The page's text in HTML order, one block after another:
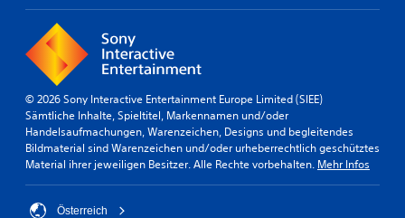
© 2026 Sony Interactive Entertainment Europe Limited (SIEE)
Sämtliche Inhalte, Spieltitel, Markennamen und/oder
Handelsaufmachungen, Warenzeichen, Designs und begleitendes
Bildmaterial sind Warenzeichen und/oder urheberrechtlich geschütztes
Material ihrer jeweiligen Besitzer. Alle Rechte vorbehalten. Mehr Infos
Österreich